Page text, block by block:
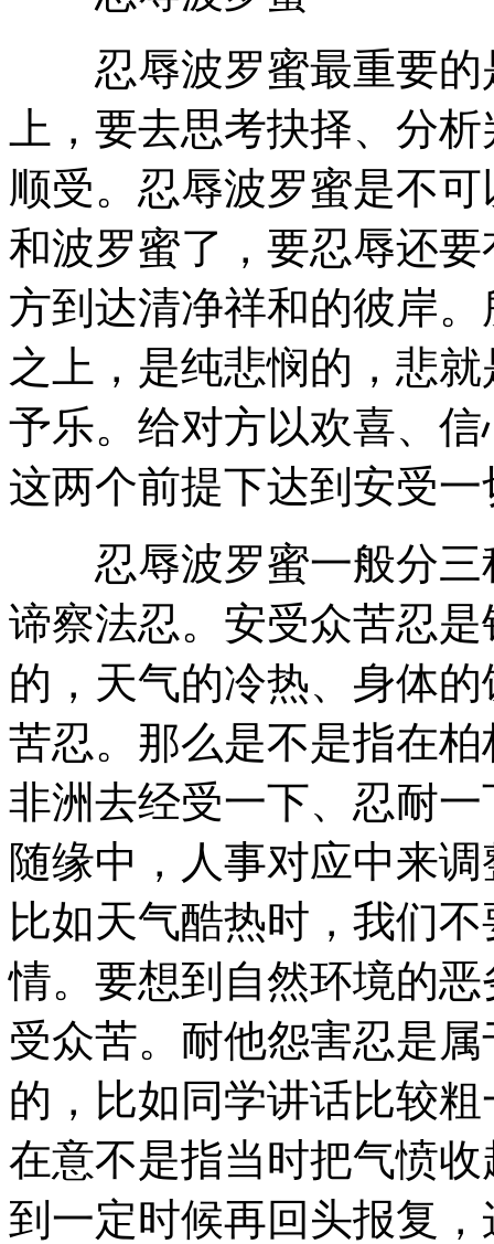
忍辱波罗蜜最重要的
上，要去思考抉择、分
顺受。忍辱波罗蜜是不
和波罗蜜了，要忍辱还
方到达清净祥和的彼岸
之上，是纯悲悯的，悲
予乐。给对方以欢喜、
这两个前提下达到安受
忍辱波罗蜜一般分三
谛察法忍。安受众苦忍
的，天气的冷热、身体
苦忍。那么是不是指在
非洲去经受一下、忍耐
随缘中，人事对应中来
比如天气酷热时，我们
情。要想到自然环境的
受众苦。耐他怨害忍是
的，比如同学讲话比较
在意不是指当时把气愤
到一定时候再回头报复